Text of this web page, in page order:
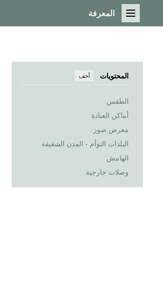
القائمة الرئيسية
المعرفة
المحتويات أخف
الطقس
أماكن العبادة
معرض صور
البلدات التوأم - المدن الشقيقة
الهامش
وصلات خارجية